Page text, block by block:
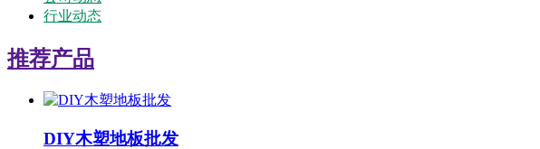
行业动态
推荐产品
DIY木塑地板批发